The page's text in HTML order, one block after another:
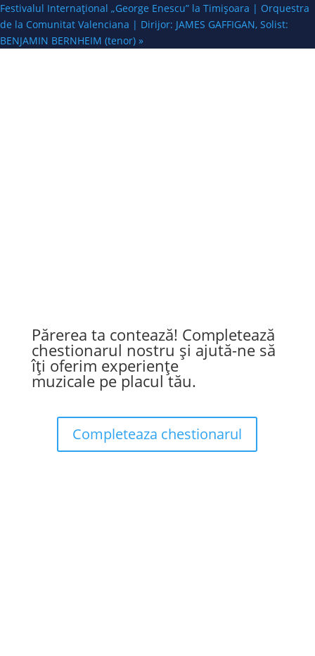
Festivalul Internațional „George Enescu” la Timișoara | Orquestra
de la Comunitat Valenciana | Dirijor: JAMES GAFFIGAN, Solist:
BENJAMIN BERNHEIM (tenor) »
Părerea ta contează! Completează
chestionarul nostru și ajută-ne să
îți oferim experiențe
muzicale pe placul tău.
Completeaza chestionarul